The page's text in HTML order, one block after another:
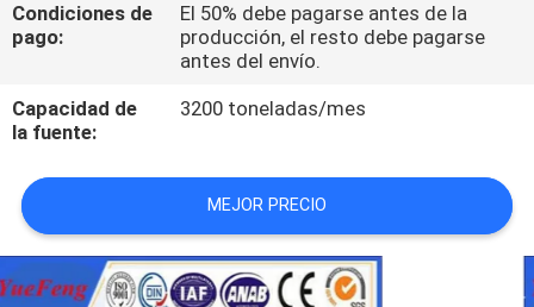
SOLICITAR
COTIZACIÓN
MAPA
DEL
SITIO
Condiciones de
pago:
El 50% debe pagarse antes de la
producción, el resto debe pagarse
antes del envío.
Capacidad de
la fuente:
3200 toneladas/mes
MEJOR PRECIO